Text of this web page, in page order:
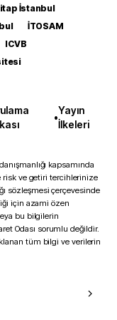
İstanbul
İTOSAM
ICVB
•
Yayın
İlkeleri
kapsamında
risk ve getiri tercihlerinize
sözleşmesi çerçevesinde
için azami özen
bu bilgilerin
Odası sorumlu değildir.
tüm bilgi ve verilerin